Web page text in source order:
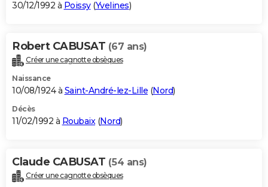
30/12/1992 à Poissy(Yvelines)
Robert CABUSAT (67 ans)
Créer une cagnotte obsèques
Naissance
10/08/1924 à Saint-André-lez-Lille (Nord)
Décès
11/02/1992 à Roubaix(Nord)
Claude CABUSAT (54 ans)
Créer une cagnotte obsèques